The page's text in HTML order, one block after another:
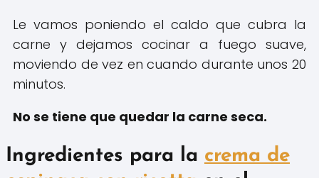
Le vamos poniendo el caldo que cubra la
carne y dejamos cocinar a fuego suave,
moviendo de vez en cuando durante unos 20
minutos.
No se tiene que quedar la carne seca.
Ingredientes para la crema de